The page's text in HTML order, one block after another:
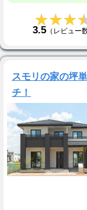
3.5（レビュー
スモリの家の坪
チ！